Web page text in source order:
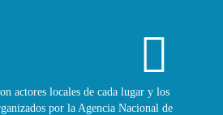
actores locales de cada lugar y los
por la Agencia Nacional de